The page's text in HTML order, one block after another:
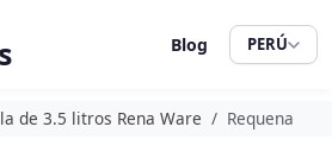
Blog PERÚ
de 3.5 litros Rena Ware Requena